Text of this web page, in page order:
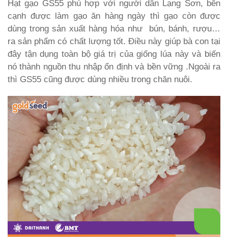
Hạt gạo GS55 phù hợp với người dân Lạng Sơn, bên
cạnh được làm gạo ăn hàng ngày thì gạo còn được
dùng trong sản xuất hàng hóa như bún, bánh, rượu…
ra sản phẩm có chất lượng tốt. Điều này giúp bà con tại
đây tận dụng toàn bộ giá trị của giống lúa này và biến
nó thành nguồn thu nhập ổn định và bền vững .Ngoài ra
thì GS55 cũng được dùng nhiều trong chăn nuôi.